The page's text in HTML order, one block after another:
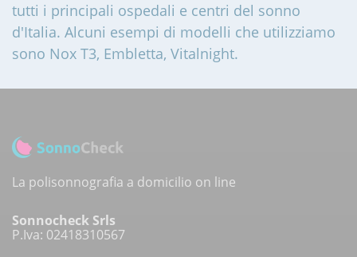
tutti i principali ospedali e centri del sonno
d'Italia. Alcuni esempi di modelli che utilizziamo
sono Nox T3, Embletta, Vitalnight.
La polisonnografia a domicilio on line
Sonnocheck Srls
P.Iva: 02418310567